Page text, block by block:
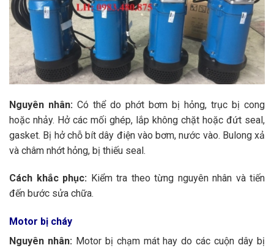
Nguyên nhân: Có thể do phớt bơm bị hỏng, trục bị cong
hoặc nhảy. Hở các mối ghép, lắp không chặt hoặc đứt seal,
gasket. Bị hở chỗ bít dây điện vào bơm, nước vào. Bulong xả
và châm nhớt hỏng, bị thiếu seal.
Cách khắc phục: Kiểm tra theo từng nguyên nhân và tiến
đến bước sửa chữa.
Motor bị cháy
Nguyên nhân: Motor bị chạm mát hay do các cuộn dây bị